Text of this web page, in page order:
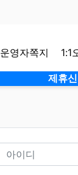
운영자쪽지 1:1
제휴
필수